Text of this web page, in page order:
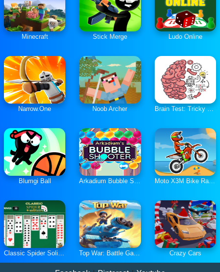
Minecraft Stick Merge Ludo Online
Narrow.One Noob Archer Brain Test: Tricky Puzzles
Blumgi Ball Arkadium Bubble Shooter Moto X3M Bike Race Game
Classic Spider Solitaire Top War: Battle Game Crazy Cars